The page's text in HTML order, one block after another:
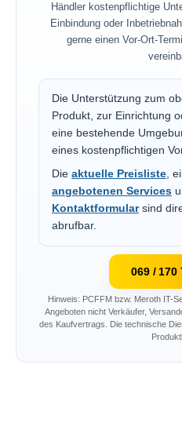
Händler kostenpflichtige
Einbindung oder
gerne einen Vor-Ort-
Die Unterstützung zum
Produkt, zur Einrichtung
eine bestehende
eines kostenpflichtigen
Die aktuelle Preisliste,
angebotenen Services
Kontaktformularsind
abrufbar.
069 / 170
Hinweis: PCFFM bzw. Meroth IT-
Angeboten nicht Verkäufer,
des Kaufvertrags. Die technische